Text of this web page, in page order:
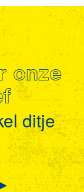
onze
ditje